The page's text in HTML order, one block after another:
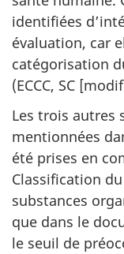
identifiées
évaluation, car
catégorisation
(ECCC, SC
Les trois autres
mentionnées
été prises en
Classification
substances
que dans le
le seuil de